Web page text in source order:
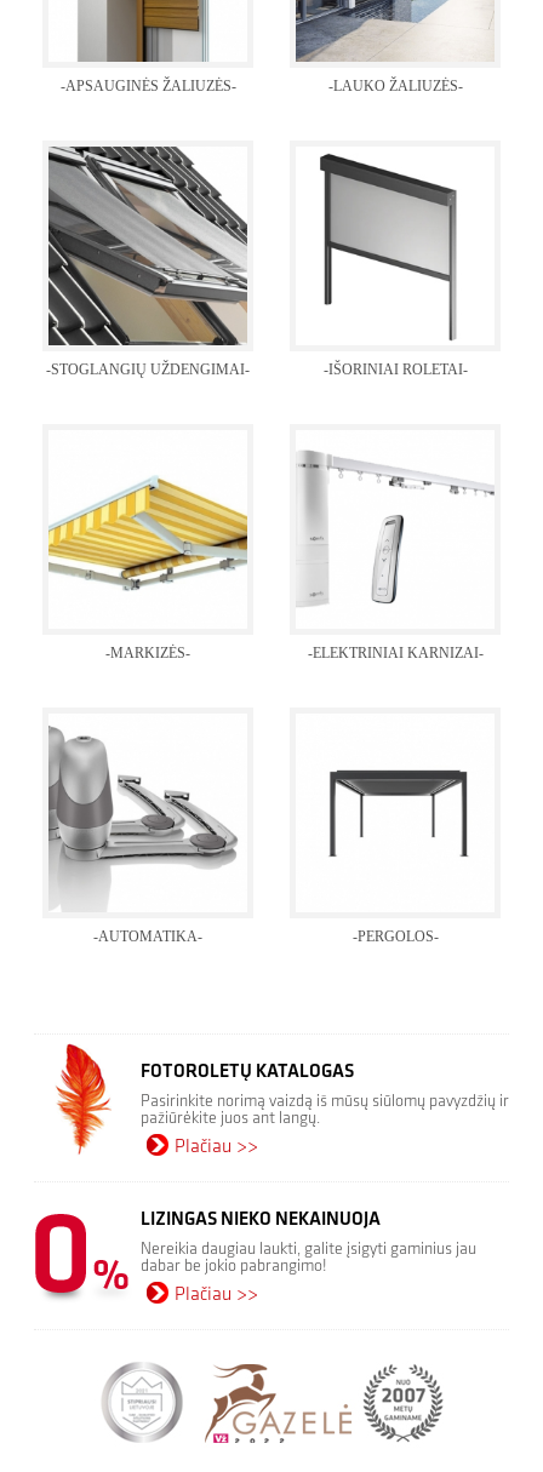
-APSAUGINĖS ŽALIUZĖS- -LAUKO ŽALIUZĖS-
-STOGLANGIŲ UŽDENGIMAI- -IŠORINIAI ROLETAI-
-MARKIZĖS- -ELEKTRINIAI KARNIZAI-
-AUTOMATIKA- -PERGOLOS-
FOTOROLETŲ KATALOGAS
Pasirinkite norimą vaizdą iš mūsų siūlomų pavyzdžių ir
pažiūrėkite juos ant langų.
Plačiau >>
LIZINGAS NIEKO NEKAINUOJA
Nereikia daugiau laukti, galite įsigyti gaminius jau
dabar be jokio pabrangimo!
Plačiau >>